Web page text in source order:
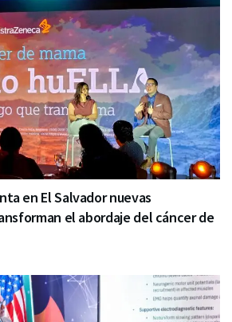
en El Salvador nuevas
el abordaje del cáncer de